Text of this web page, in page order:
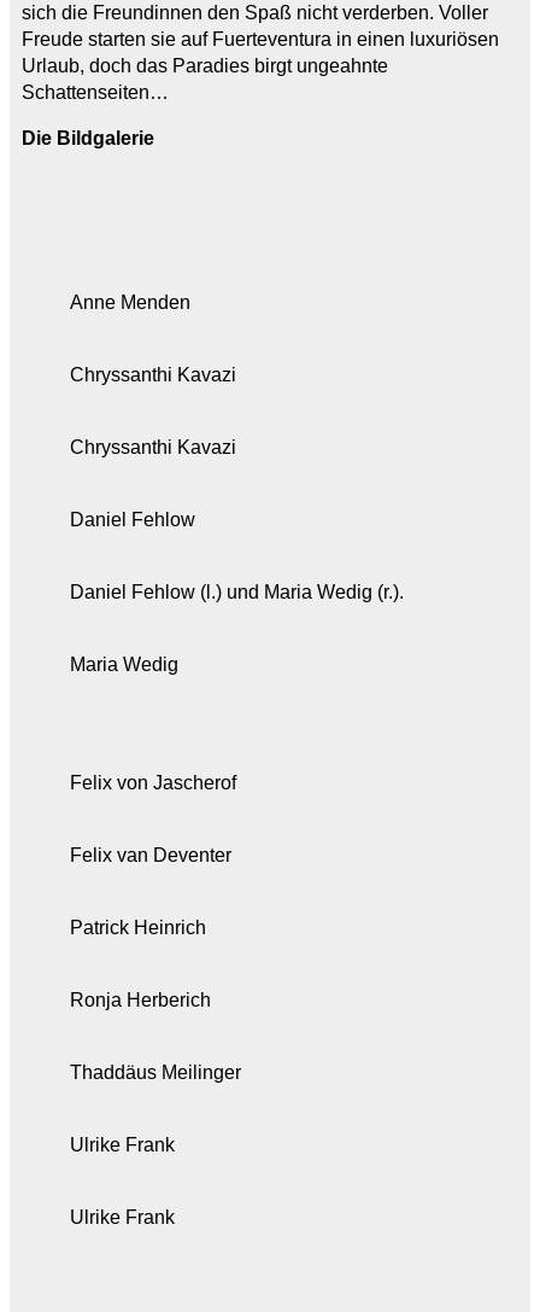
sich die Freundinnen den Spaß nicht verderben. Voller
Freude starten sie auf Fuerteventura in einen luxuriösen
Urlaub, doch das Paradies birgt ungeahnte
Schattenseiten…
Die Bildgalerie
Anne Menden
Chryssanthi Kavazi
Chryssanthi Kavazi
Daniel Fehlow
Daniel Fehlow (l.) und Maria Wedig (r.).
Maria Wedig
Felix von Jascherof
Felix van Deventer
Patrick Heinrich
Ronja Herberich
Thaddäus Meilinger
Ulrike Frank
Ulrike Frank